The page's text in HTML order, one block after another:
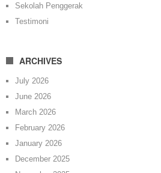
Sekolah Penggerak
Testimoni
ARCHIVES
July 2026
June 2026
March 2026
February 2026
January 2026
December 2025